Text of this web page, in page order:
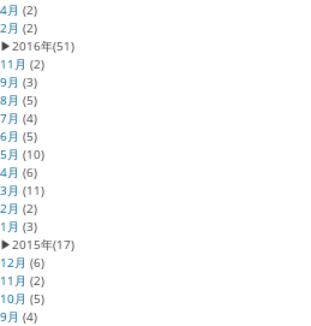
4月 (2)
2月 (2)
▶2016年(51)
11月 (2)
9月 (3)
8月 (5)
7月 (4)
6月 (5)
5月 (10)
4月 (6)
3月 (11)
2月 (2)
1月 (3)
▶2015年(17)
12月 (6)
11月 (2)
10月 (5)
9月 (4)